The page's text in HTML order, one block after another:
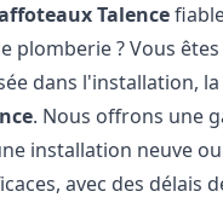
Talence
plomberie ? Vous
dans l'installation,
. Nous offrons une
installation neuve
avec des délais